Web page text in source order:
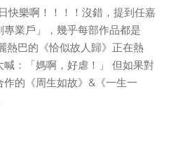
快樂啊！！！！沒錯，提到任嘉
業戶」，幾乎每部作品都是
熱巴的《恰似故人歸》正在熱
：「媽啊，好虐！」 但如果對
的《周生如故》&《一生一